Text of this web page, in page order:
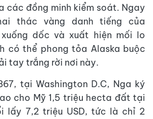
các đồng minh kiểm soát. Ngay
thác vàng danh tiếng của
dốc và xuất hiện mối lo
có thể phong tỏa Alaska buộc
tay trắng rời nơi này.
tại Washington D.C, Nga ký
cho Mỹ 1,5 triệu hecta đất tại
lấy 7,2 triệu USD, tức là chỉ 2